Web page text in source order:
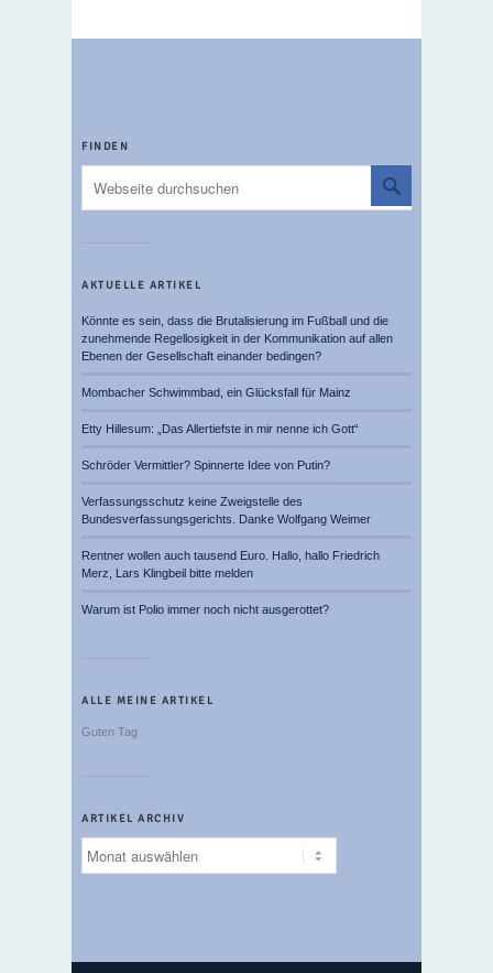
FINDEN
AKTUELLE ARTIKEL
Könnte es sein, dass die Brutalisierung im Fußball und die
zunehmende Regellosigkeit in der Kommunikation auf allen
Ebenen der Gesellschaft einander bedingen?
Mombacher Schwimmbad, ein Glücksfall für Mainz
Etty Hillesum: „Das Allertiefste in mir nenne ich Gott“
Schröder Vermittler? Spinnerte Idee von Putin?
Verfassungsschutz keine Zweigstelle des
Bundesverfassungsgerichts. Danke Wolfgang Weimer
Rentner wollen auch tausend Euro. Hallo, hallo Friedrich
Merz, Lars Klingbeil bitte melden
Warum ist Polio immer noch nicht ausgerottet?
ALLE MEINE ARTIKEL
Guten Tag
ARTIKEL ARCHIV
Archiv